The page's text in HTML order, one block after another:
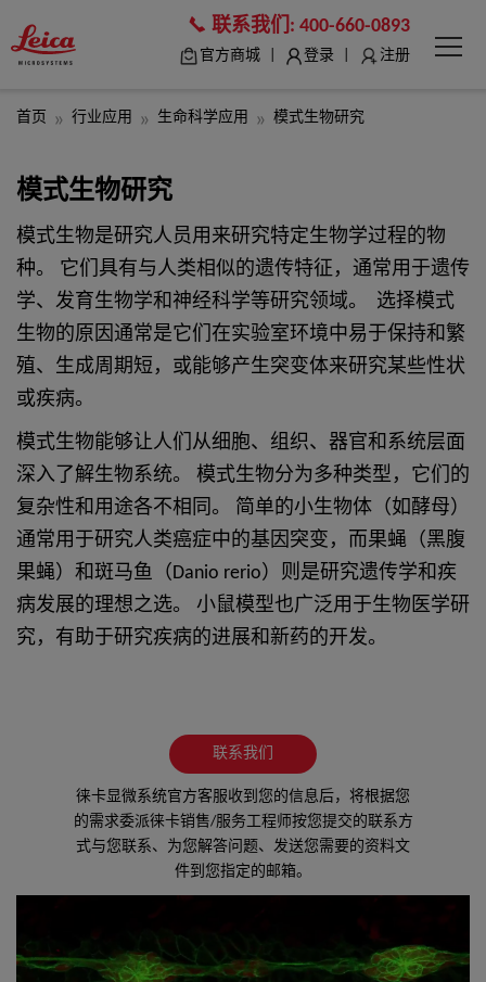
联系我们: 400-660-0893
官方商城 登录 注册
首页 行业应用 生命科学应用 模式生物研究
模式生物研究
模式生物是研究人员用来研究特定生物学过程的物
种。 它们具有与人类相似的遗传特征，通常用于遗传
学、发育生物学和神经科学等研究领域。 选择模式
生物的原因通常是它们在实验室环境中易于保持和繁
殖、生成周期短，或能够产生突变体来研究某些性状
或疾病。
模式生物能够让人们从细胞、组织、器官和系统层面
深入了解生物系统。 模式生物分为多种类型，它们的
复杂性和用途各不相同。 简单的小生物体（如酵母）
通常用于研究人类癌症中的基因突变，而果蝇（黑腹
果蝇）和斑马鱼（Danio rerio）则是研究遗传学和疾
病发展的理想之选。 小鼠模型也广泛用于生物医学研
究，有助于研究疾病的进展和新药的开发。
联系我们
徕卡显微系统官方客服收到您的信息后，将根据您
的需求委派徕卡销售/服务工程师按您提交的联系方
式与您联系、为您解答问题、发送您需要的资料文
件到您指定的邮箱。